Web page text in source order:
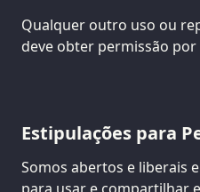
Qualquer outro uso ou
deve obter permissão por
Estipulações para
Somos abertos e liberais